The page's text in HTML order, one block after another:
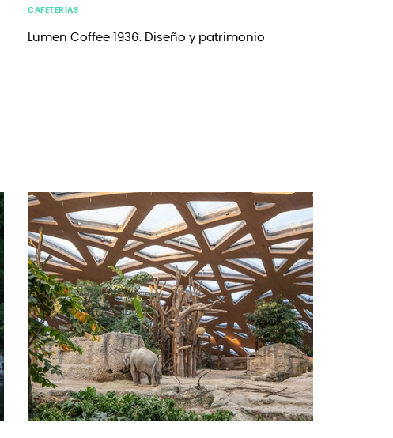
CAFETERÍAS
Lumen Coffee 1936: Diseño y patrimonio